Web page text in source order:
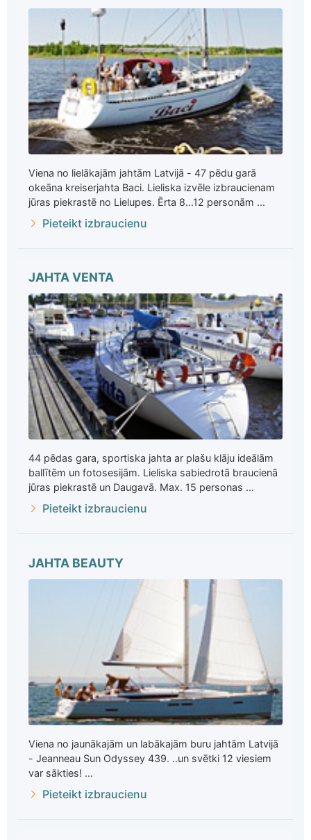
Viena no lielākajām jahtām Latvijā - 47 pēdu garā
okeāna kreiserjahta Baci. Lieliska izvēle izbraucienam
jūras piekrastē no Lielupes. Ērta 8...12 personām ...
Pieteikt izbraucienu
JAHTA VENTA
44 pēdas gara, sportiska jahta ar plašu klāju ideālām
ballītēm un fotosesijām. Lieliska sabiedrotā braucienā
jūras piekrastē un Daugavā. Max. 15 personas ...
Pieteikt izbraucienu
JAHTA BEAUTY
Viena no jaunākajām un labākajām buru jahtām Latvijā
- Jeanneau Sun Odyssey 439. ..un svētki 12 viesiem
var sākties! ...
Pieteikt izbraucienu